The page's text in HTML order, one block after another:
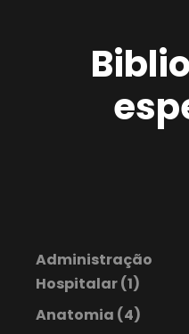
Administração
Hospitalar(1)
Anatomia (4)